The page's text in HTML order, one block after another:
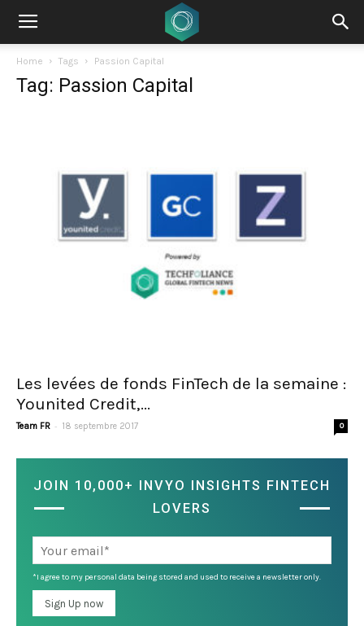
Home Tags Passion Capital
Tag: Passion Capital
Les levées de fonds FinTech de la semaine :
Younited Credit,...
Team FR - 18 septembre 2017 0
JOIN 10,000+ INVYO INSIGHTS FINTECH
LOVERS
*I agree to my personal data being stored and used to receive a newsletter only.